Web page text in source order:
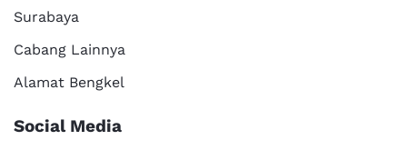
Surabaya
Cabang Lainnya
Alamat Bengkel
Social Media